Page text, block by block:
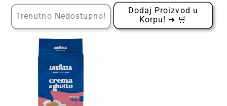
KOMADU
Trenutno Nedostupno!
KOMADU
Dodaj Proizvod u
Korpu! ➜ 🛒